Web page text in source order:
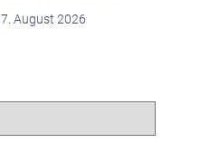
7. August 2026